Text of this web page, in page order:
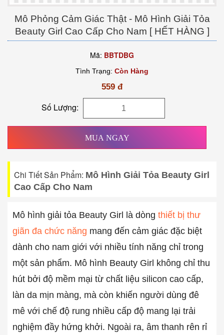
Mô Phỏng Cảm Giác Thật - Mô Hình Giải Tỏa
Beauty Girl Cao Cấp Cho Nam [ HẾT HÀNG ]
Mã: BBTDBG
Tình Trạng: Còn Hàng
559 đ
Số Lượng:
MUA NGAY
Chi Tiết Sản Phẩm: Mô Hình Giải Tỏa Beauty Girl
Cao Cấp Cho Nam
Mô hình giải tỏa Beauty Girl là dòng thiết bị thư
giãn đa chức năng mang đến cảm giác đặc biệt
dành cho nam giới với nhiều tính năng chỉ trong
một sản phẩm. Mô hình Beauty Girl không chỉ thu
hút bởi độ mềm mại từ chất liệu silicon cao cấp,
làn da mịn màng, mà còn khiến người dùng đê
mê với chế độ rung nhiều cấp độ mang lại trải
nghiệm đầy hứng khởi. Ngoài ra, âm thanh rên rỉ